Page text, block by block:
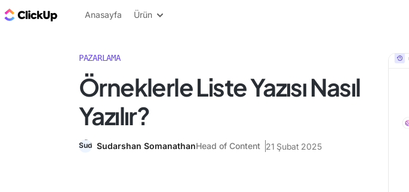
ClickUp Blog
Anasayfa Ürün
PAZARLAMA
Örneklerle Liste Yazısı Nasıl
Yazılır?
Sudarshan SomanathanHead of Content 21 Şubat 2025